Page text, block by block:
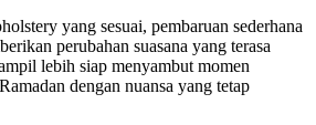
yang sesuai, pembaruan sederhana
perubahan suasana yang terasa
lebih siap menyambut momen
dengan nuansa yang tetap